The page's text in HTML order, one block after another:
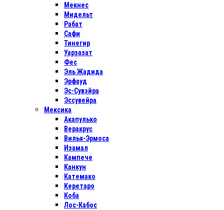
Мекнес
Мидельт
Рабат
Сафи
Тинегир
Уарзазат
Фес
Эль Жадида
Эрфауд
Эс-Сувэйра
Эссувейра
Мексика
Акапулько
Веракрус
Вилья-Эрмоса
Изамал
Кампече
Канкун
Катемако
Керетаро
Коба
Лос-Кабос